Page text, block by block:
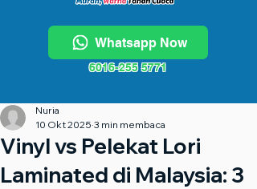
Whatsapp Now
6016-255 5771
Vinyl vs Pelekat Lori
Laminated di Malaysia: 3
Nuria
10 Okt 2025 3 min membaca